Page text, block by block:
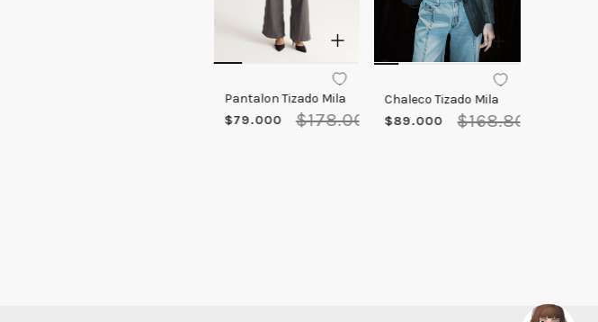
Pantalon Tizado Mila
$79.000 $178.000
Chaleco Tizado Mila
$89.000 $168.800